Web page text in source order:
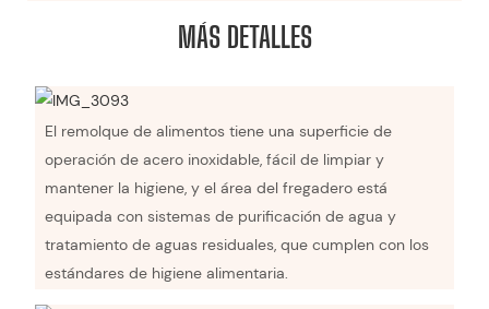
MÁS DETALLES
El remolque de alimentos tiene una superficie de
operación de acero inoxidable, fácil de limpiar y
mantener la higiene, y el área del fregadero está
equipada con sistemas de purificación de agua y
tratamiento de aguas residuales, que cumplen con los
estándares de higiene alimentaria.